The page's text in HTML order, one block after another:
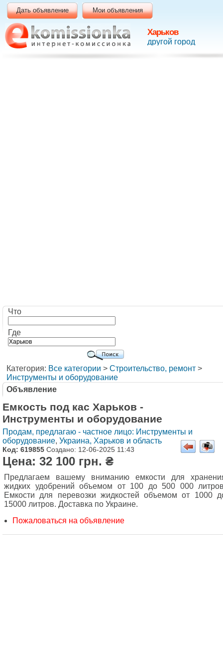
Харьков
другой город
Дать объявление Мои объявления
Что
Где
Категория: Все категории > Строительство, ремонт >
Инструменты и оборудование
Объявление
Емкость под кас Харьков -
Инструменты и оборудование
Продам, предлагаю - частное лицо: Инструменты и
оборудование, Украина, Харьков и область
Код: 619855 Создано: 12-06-2025 11:43
Цена: 32 100 грн. ₴
Предлагаем вашему вниманию емкости для
жидких удобрений объемом от 100 до 500 000
Емкости для перевозки жидкостей объемом от 1000
15000 литров. Доставка по Украине.
Пожаловаться на объявление